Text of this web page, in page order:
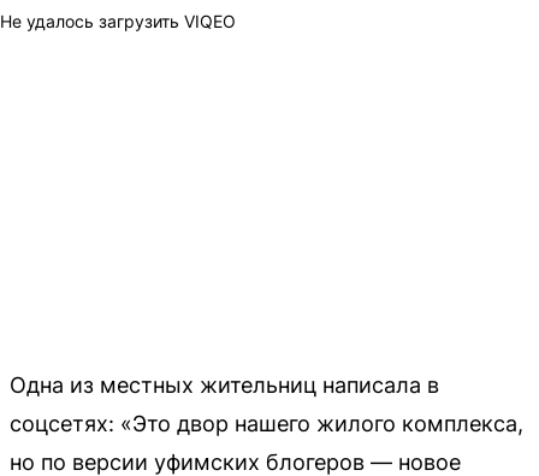
Не удалось загрузить VIQEO
Одна из местных жительниц написала в
соцсетях: «Это двор нашего жилого комплекса,
но по версии уфимских блогеров — новое